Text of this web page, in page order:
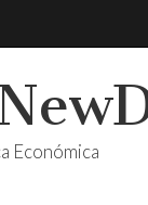
Económica